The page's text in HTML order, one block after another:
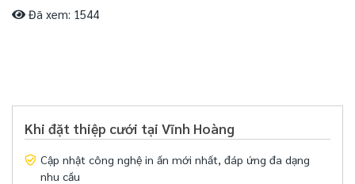
Đã xem: 1544
Khi đặt thiệp cưới tại Vĩnh Hoàng
Cập nhật công nghệ in ấn mới nhất, đáp ứng đa dạng
nhu cầu